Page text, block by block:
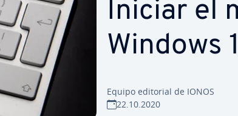
Iniciar el
Windows
Equipo editorial de IONOS
22.10.2020